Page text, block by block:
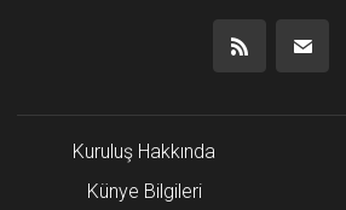
Kuruluş Hakkında
Künye Bilgileri